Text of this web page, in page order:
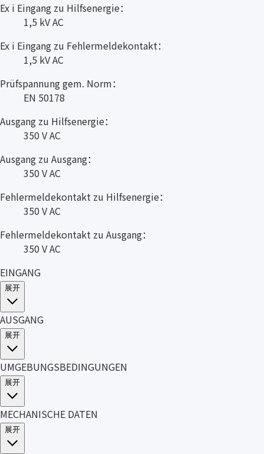
Ex i Eingang zu Hilfsenergie：
1,5 kV AC
Ex i Eingang zu Fehlermeldekontakt：
1,5 kV AC
Prüfspannung gem. Norm：
EN 50178
Ausgang zu Hilfsenergie：
350 V AC
Ausgang zu Ausgang：
350 V AC
Fehlermeldekontakt zu Hilfsenergie：
350 V AC
Fehlermeldekontakt zu Ausgang：
350 V AC
EINGANG
展开
AUSGANG
展开
UMGEBUNGSBEDINGUNGEN
展开
MECHANISCHE DATEN
展开